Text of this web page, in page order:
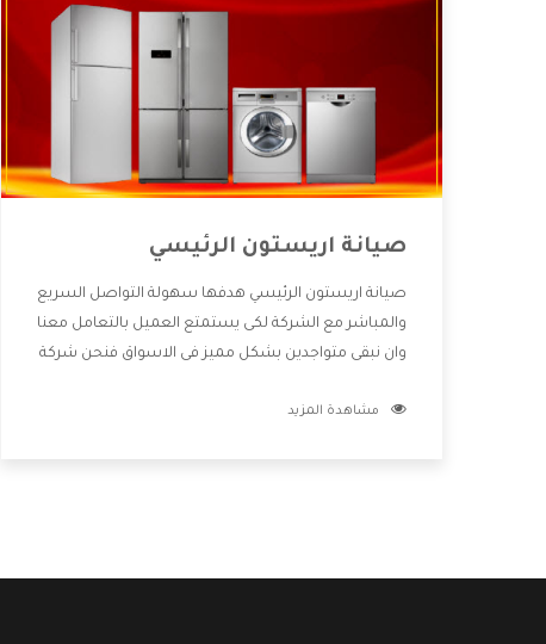
صيانة اريستون الرئيسي
صيانة اريستون الرئيسي هدفها سهولة التواصل السريع
والمباشر مع الشركة لكى يستمتع العميل بالتعامل معنا
وان نبقى متواجدين بشكل مميز فى الاسواق فنحن شركة
بالخدمات التى تنفرد الشركة بها والتى تكون منها خدمة
مشاهدة المزيد